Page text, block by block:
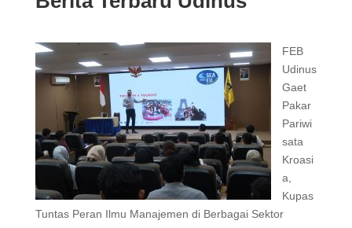
FEB
Udinus
Gaet
Pakar
Pariwi
sata
Kroasi
a,
Kupas
Tuntas Peran Ilmu Manajemen di Berbagai Sektor